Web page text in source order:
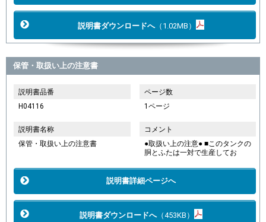
説明書ダウンロードへ（1.02MB）
保管・取扱い上の注意書
説明書品番
H04116
ページ数
1ページ
説明書名称
保管・取扱い上の注意書
コメント
●取扱い上の注意● ■このタンクの
胴とふたは一対で生産してお
説明書詳細ページへ
説明書ダウンロードへ（453KB）